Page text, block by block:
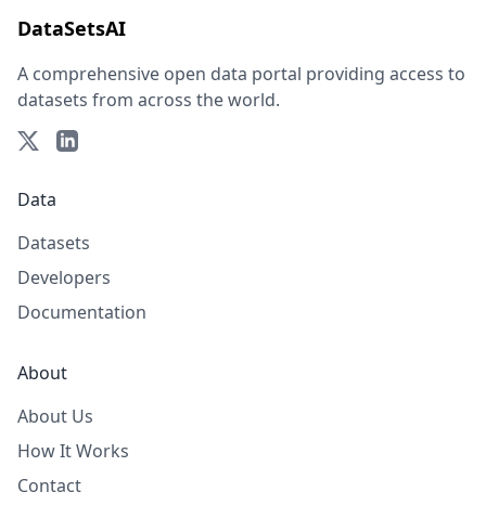
DataSetsAI
A comprehensive open data portal providing access to
datasets from across the world.
Data
Datasets
Developers
Documentation
About
About Us
How It Works
Contact